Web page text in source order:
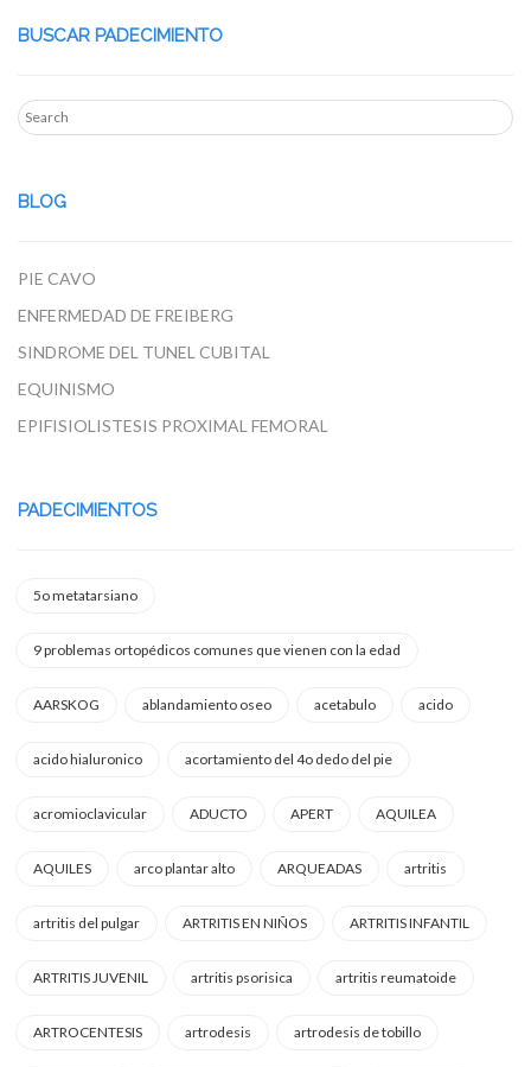
BUSCAR PADECIMIENTO
BLOG
PIE CAVO
ENFERMEDAD DE FREIBERG
SINDROME DEL TUNEL CUBITAL
EQUINISMO
EPIFISIOLISTESIS PROXIMAL FEMORAL
PADECIMIENTOS
5o metatarsiano
9 problemas ortopédicos comunes que vienen con la edad
AARSKOG ablandamiento oseo acetabulo acido
acido hialuronico acortamiento del 4o dedo del pie
acromioclavicular ADUCTO APERT AQUILEA
AQUILES arco plantar alto ARQUEADAS artritis
artritis del pulgar ARTRITIS EN NIÑOS ARTRITIS INFANTIL
ARTRITIS JUVENIL artritis psorisica artritis reumatoide
ARTROCENTESIS artrodesis artrodesis de tobillo